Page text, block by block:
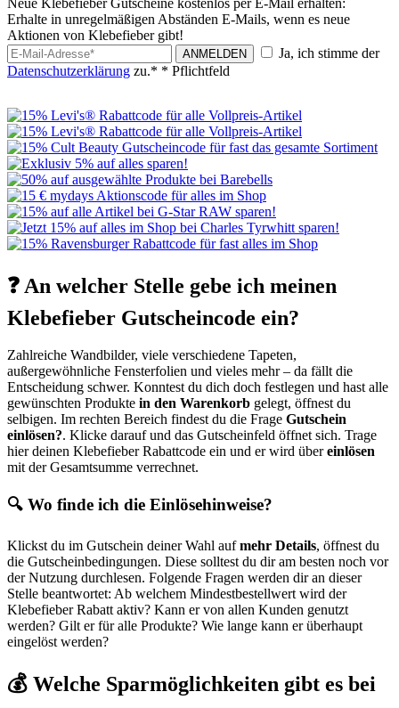
Erhalte in unregelmäßigen Abständen E-Mails, wenn es neue
Aktionen von Klebefieber gibt!
ANMELDEN
Ja, ich stimme der
Datenschutzerklärung zu.* * Pflichtfeld
❓ An welcher Stelle gebe ich meinen
Klebefieber Gutscheincode ein?
Zahlreiche Wandbilder, viele verschiedene Tapeten,
außergewöhnliche Fensterfolien und vieles mehr – da fällt die
Entscheidung schwer. Konntest du dich doch festlegen und hast alle
gewünschten Produkte in den Warenkorb gelegt, öffnest du
selbigen. Im rechten Bereich findest du die Frage Gutschein
einlösen?. Klicke darauf und das Gutscheinfeld öffnet sich. Trage
hier deinen Klebefieber Rabattcode ein und er wird übereinlösen
mit der Gesamtsumme verrechnet.
🔍 Wo finde ich die Einlösehinweise?
Klickst du im Gutschein deiner Wahl aufmehr Details, öffnest du
die Gutscheinbedingungen. Diese solltest du dir am besten noch vor
der Nutzung durchlesen. Folgende Fragen werden dir an dieser
Stelle beantwortet: Ab welchem Mindestbestellwert wird der
Klebefieber Rabatt aktiv? Kann er von allen Kunden genutzt
werden? Gilt er für alle Produkte? Wie lange kann er überhaupt
eingelöst werden?
💰 Welche Sparmöglichkeiten gibt es bei